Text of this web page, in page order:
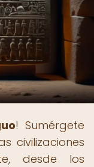
! Sumérgete
civilizaciones
desde los